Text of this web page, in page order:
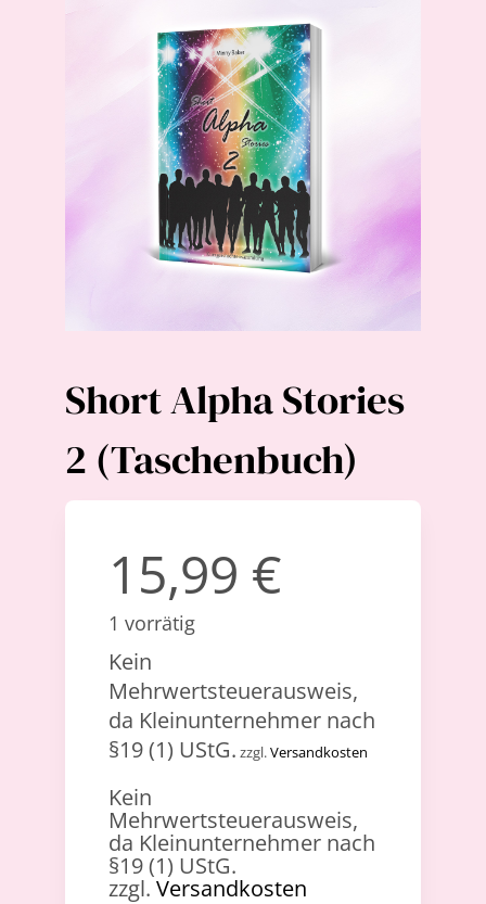
Short Alpha Stories
2 (Taschenbuch)
15,99 €
1 vorrätig
Kein
Mehrwertsteuerausweis,
da Kleinunternehmer nach
§19 (1) UStG. zzgl.Versandkosten
Kein
Mehrwertsteuerausweis,
da Kleinunternehmer nach
§19 (1) UStG.
zzgl. Versandkosten